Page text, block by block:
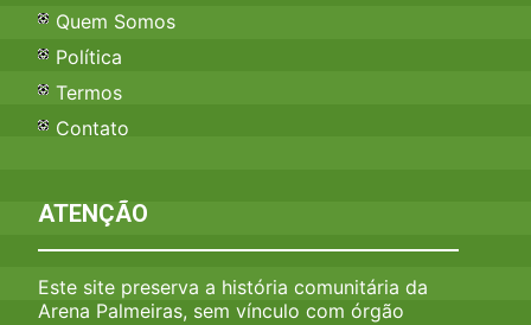
Quem Somos
Política
Termos
Contato
ATENÇÃO
Este site preserva a história comunitária da
Arena Palmeiras, sem vínculo com órgão